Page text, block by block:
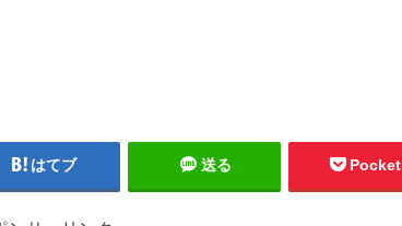
はてブ 送る Pocket